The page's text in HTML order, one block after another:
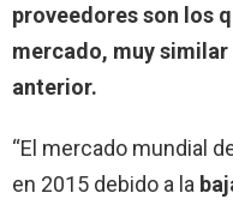
proveedores son los
mercado, muy similar
anterior.
“El mercado mundial
en 2015 debido a la